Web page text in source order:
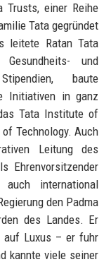
Trusts, einer Reihe
Tata gegründet
leitete Ratan Tata
und
baute
Initiativen in ganz
Tata Institute of
Technology. Auch
Leitung des
Ehrenvorsitzender
auch international
den Padma
des Landes. Er
auf Luxus – er fuhr
kannte viele seiner